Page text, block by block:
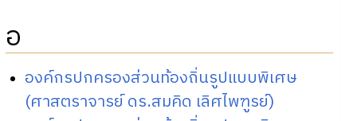
อ
องค์กรปกครองส่วนท้องถิ่นรูปแบบพิเศษ
(ศาสตราจารย์ ดร.สมคิด เลิศไพฑูรย์)